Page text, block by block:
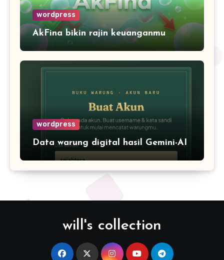
wordpress
AkFina bikin rajin keuanganmu
wordpress
Data warung digital hasil Gemini-AI
will's collection